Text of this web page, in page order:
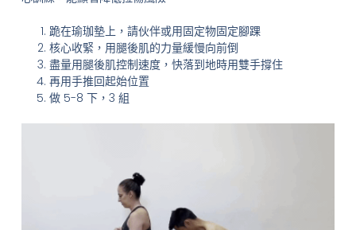
跪在瑜珈墊上，請伙伴或用固定物固定腳踝
核心收緊，用腿後肌的力量緩慢向前倒
盡量用腿後肌控制速度，快落到地時用雙手撐住
再用手推回起始位置
做 5-8 下，3 組